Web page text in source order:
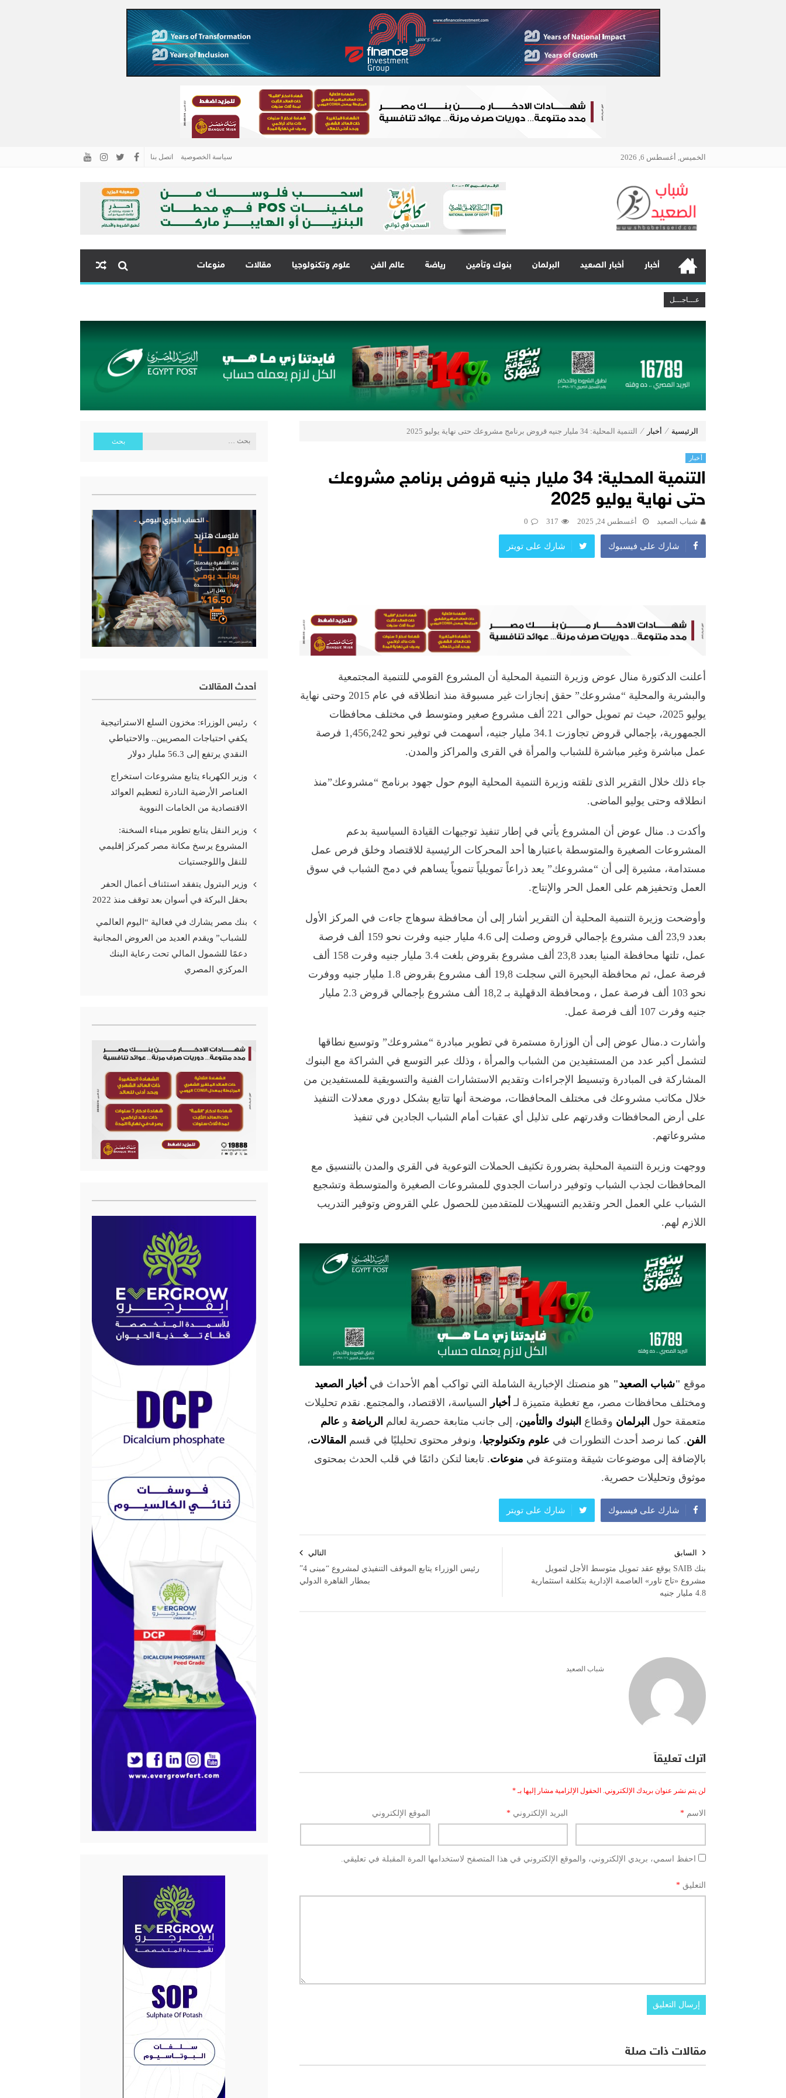
الخميس, أغسطس 6, 2026 سياسة الخصوصية اتصل بنا
الرئيسية – شباب الصعيد
أخبار أخبار الصعيد البرلمان بنوك وتأمين رياضة عالم الفن علوم وتكنولوجيا مقالات منوعات
عـــاجـــل
بنك مصر يشارك في فعالية “اليوم العالمي للشباب” ويقدم العديد من العروض المجانية دعمًا للشمول المالي تحت رعاية البنك المركزي المصري
مصرف أبوظبي الإسلامي – مصر يطلق عرضًا مميزًا على تمويل السيارات.. استلام فوري وكاش باك
هشام عز العرب ضمن قائمة أقوى 100 رئيس تنفيذي في الشرق الأوسط لعام 2026
رئيس الوزراء يتابع خطة تطوير جهاز تنمية المشروعات لتعزيز ريادة الأعمال وزيادة الصادرات
الرئيسية ⁄ أخبار ⁄ التنمية المحلية: 34 مليار جنيه قروض برنامج مشروعك حتى نهاية يوليو 2025
أخبار
التنمية المحلية: 34 مليار جنيه قروض برنامج مشروعك
حتى نهاية يوليو 2025
شباب الصعيد أغسطس 24, 2025 317
0
شارك على فيسبوك شارك على تويتر
أعلنت الدكتورة منال عوض وزيرة التنمية المحلية أن المشروع القومي للتنمية المجتمعية
والبشرية والمحلية “مشروعك” حقق إنجازات غير مسبوقة منذ انطلاقه في عام 2015 وحتى نهاية
يوليو 2025، حيث تم تمويل حوالى 221 ألف مشروع صغير ومتوسط في مختلف محافظات
الجمهورية، بإجمالي قروض تجاوزت 34.1 مليار جنيه، أسهمت في توفير نحو 1,456,242 فرصة
عمل مباشرة وغير مباشرة للشباب والمرأة في القرى والمراكز والمدن.
جاء ذلك خلال التقرير الذى تلقته وزيرة التنمية المحلية اليوم حول جهود برنامج “مشروعك”منذ
انطلاقه وحتى يوليو الماضى.
وأكدت د. منال عوض أن المشروع يأتي في إطار تنفيذ توجيهات القيادة السياسية بدعم
المشروعات الصغيرة والمتوسطة باعتبارها أحد المحركات الرئيسية للاقتصاد وخلق فرص عمل
مستدامة، مشيرة إلى أن “مشروعك” يعد ذراعاً تمويلياً تنموياً يساهم في دمج الشباب في سوق
العمل وتحفيزهم على العمل الحر والإنتاج.
وأوضحت وزيرة التنمية المحلية أن التقرير أشار إلى أن محافظة سوهاج جاءت في المركز الأول
بعدد 23,9 ألف مشروع بإجمالي قروض وصلت إلى 4.6 مليار جنيه وفرت نحو 159 ألف فرصة
عمل، تلتها محافظة المنيا بعدد 23,8 ألف مشروع بقروض بلغت 3.4 مليار جنيه وفرت 158 ألف
فرصة عمل، ثم محافظة البحيرة التي سجلت 19,8 ألف مشروع بقروض 1.8 مليار جنيه ووفرت
نحو 103 ألف فرصة عمل ، ومحافظة الدقهلية بـ 18,2 ألف مشروع بإجمالي قروض 2.3 مليار
جنيه وفرت 107 ألف فرصة عمل.
وأشارت د.منال عوض إلى أن الوزارة مستمرة في تطوير مبادرة “مشروعك” وتوسيع نطاقها
لتشمل أكبر عدد من المستفيدين من الشباب والمرأة ، وذلك عبر التوسع في الشراكة مع البنوك
المشاركة فى المبادرة وتبسيط الإجراءات وتقديم الاستشارات الفنية والتسويقية للمستفيدين من
خلال مكاتب مشروعك فى مختلف المحافظات، موضحة أنها تتابع بشكل دوري معدلات التنفيذ
على أرض المحافظات وقدرتهم على تذليل أي عقبات أمام الشباب الجادين في تنفيذ
مشروعاتهم.
ووجهت وزيرة التنمية المحلية بضرورة تكثيف الحملات التوعوية في القري والمدن بالتنسيق مع
المحافظات لجذب الشباب وتوفير دراسات الجدوي للمشروعات الصغيرة والمتوسطة وتشجيع
الشباب علي العمل الحر وتقديم التسهيلات للمتقدمين للحصول علي القروض وتوفير التدريب
اللازم لهم.
موقع "شباب الصعيد" هو منصتك الإخبارية الشاملة التي تواكب أهم الأحداث في أخبار الصعيد
ومختلف محافظات مصر، مع تغطية متميزة لـ أخبار السياسة، الاقتصاد، والمجتمع. نقدم تحليلات
متعمقة حول البرلمان وقطاع البنوك والتأمين، إلى جانب متابعة حصرية لعالم الرياضة و عالم
الفن. كما نرصد أحدث التطورات في علوم وتكنولوجيا، ونوفر محتوى تحليليًا في قسم المقالات،
بالإضافة إلى موضوعات شيقة ومتنوعة في منوعات. تابعنا لتكن دائمًا في قلب الحدث بمحتوى
موثوق وتحليلات حصرية.
شارك على فيسبوك شارك على تويتر
المقالات
السابق
بنك SAIB يوقع عقد تمويل متوسط الأجل لتمويل
مشروع «تاج تاور» العاصمة الإدارية بتكلفة استثمارية
4.8 مليار جنيه
التالي
رئيس الوزراء يتابع الموقف التنفيذي لمشروع “مبنى 4”
بمطار القاهرة الدولي
شباب الصعيد
اترك تعليقاً
لن يتم نشر عنوان بريدك الإلكتروني. الحقول الإلزامية مشار إليها بـ*
الاسم * البريد الإلكتروني * الموقع الإلكتروني
احفظ اسمي، بريدي الإلكتروني، والموقع الإلكتروني في هذا المتصفح لاستخدامها المرة المقبلة في تعليقي.
التعليق *
مقالات ذات صلة
البحث
أحدث المقالات
رئيس الوزراء: مخزون السلع الاستراتيجية
يكفي احتياجات المصريين.. والاحتياطي
النقدي يرتفع إلى 56.3 مليار دولار
وزير الكهرباء يتابع مشروعات استخراج
العناصر الأرضية النادرة لتعظيم العوائد
الاقتصادية من الخامات النووية
وزير النقل يتابع تطوير ميناء السخنة:
المشروع يرسخ مكانة مصر كمركز إقليمي
للنقل واللوجستيات
وزير البترول يتفقد استئناف أعمال الحفر
بحقل البركة في أسوان بعد توقف منذ 2022
بنك مصر يشارك في فعالية “اليوم العالمي
للشباب” ويقدم العديد من العروض المجانية
دعمًا للشمول المالي تحت رعاية البنك
المركزي المصري